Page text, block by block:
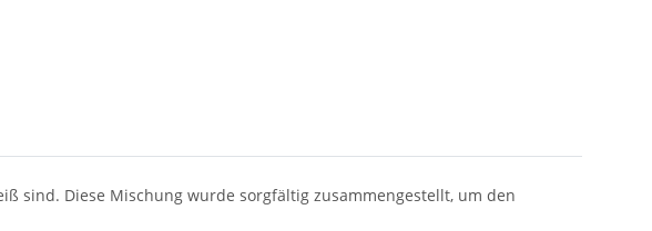
sind. Diese Mischung wurde sorgfältig zusammengestellt, um den